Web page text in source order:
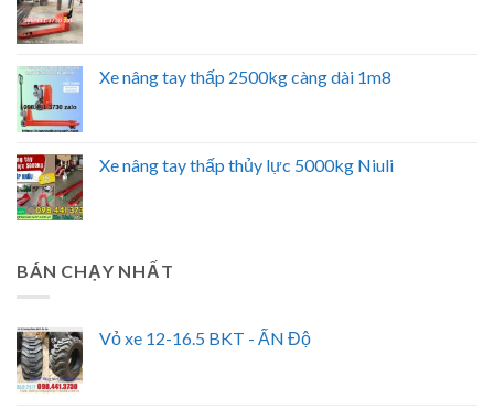
Xe nâng tay thấp 2500kg càng dài 1m8
Xe nâng tay thấp thủy lực 5000kg Niuli
BÁN CHẠY NHẤT
Vỏ xe 12-16.5 BKT - ẤN Độ